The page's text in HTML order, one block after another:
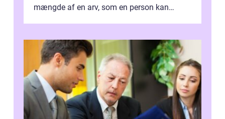
mængde af en arv, som en person kan